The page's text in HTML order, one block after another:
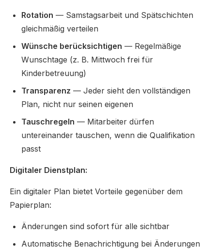
Rotation — Samstagsarbeit und Spätschichten
gleichmäßig verteilen
Wünsche berücksichtigen — Regelmäßige
Wunschtage (z. B. Mittwoch frei für
Kinderbetreuung)
Transparenz — Jeder sieht den vollständigen
Plan, nicht nur seinen eigenen
Tauschregeln — Mitarbeiter dürfen
untereinander tauschen, wenn die Qualifikation
passt
Digitaler Dienstplan:
Ein digitaler Plan bietet Vorteile gegenüber dem
Papierplan:
Änderungen sind sofort für alle sichtbar
Automatische Benachrichtigung bei Änderungen